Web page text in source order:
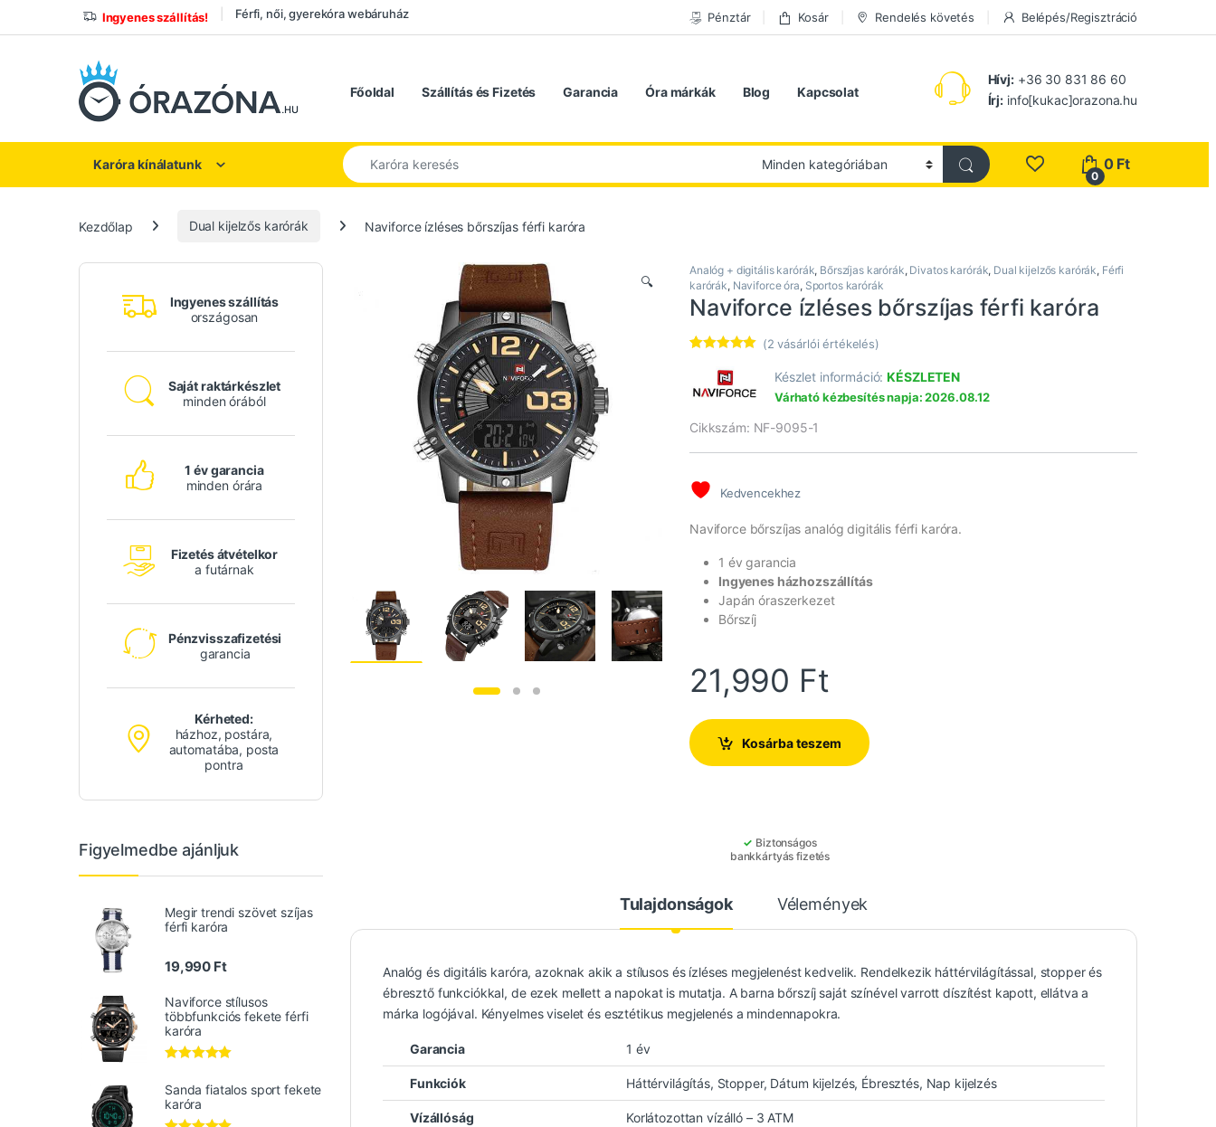
Ugrás a navigációhoz
Ugrás a tartalomhozIngyenes szállítás! Férfi, női, gyerekóra webáruház Pénztár Kosár Rendelés követés Belépés/Regisztráció
Főoldal Szállítás és Fizetés Garancia Óra márkák Blog Kapcsolat
Hívj:+36 30 831 86 60
Írj: info[kukac]orazona.hu
Karóra kínálatunk
Keresés a következőre:
0
0 Ft
Kezdőlap Dual kijelzős karórák Naviforce ízléses bőrszíjas férfi karóra
🔍
Analóg + digitális karórák, Bőrszíjas karórák, Divatos karórák, Dual kijelzős karórák, Férfi
karórák, Naviforce óra, Sportos karórák
Naviforce ízléses bőrszíjas férfi karóra
az 5-
ből,
értékelés
(2 vásárlói értékelés)
Készlet információ:KÉSZLETEN
Várható kézbesítés napja: 2026.08.12
Cikkszám: NF-9095-1
Kedvencekhez
Naviforce bőrszíjas analóg digitális férfi karóra.
1 év garancia
Ingyenes házhozszállítás
Japán óraszerkezet
Bőrszíj
21,990 Ft
Kosárba teszem
✓ Biztonságos
bankkártyás fizetés
Tulajdonságok Vélemények
Analóg és digitális karóra, azoknak akik a stílusos és ízléses megjelenést kedvelik. Rendelkezik háttérvilágítással, stopper és
ébresztő funkciókkal, de ezek mellett a napokat is mutatja. A barna bőrszíj saját színével varrott díszítést kapott, ellátva a
márka logójával. Kényelmes viselet és esztétikus megjelenés a mindennapokra.
Garancia 1 év
Funkciók Háttérvilágítás, Stopper, Dátum kijelzés, Ébresztés, Nap kijelzés
Vízállóság Korlátozottan vízálló – 3 ATM
Ingyenes szállítás
országosan
Saját raktárkészlet
minden órából
1 év garancia
minden órára
Fizetés átvételkor
a futárnak
Pénzvisszafizetési
garancia
Kérheted:
házhoz, postára,
automatába, posta
pontra
Figyelmedbe ajánljuk
Megir trendi szövet szíjas
férfi karóra
19,990 Ft
Naviforce stílusos
többfunkciós fekete férfi
karóra
5.00
/ 5
Sanda fiatalos sport fekete
karóra